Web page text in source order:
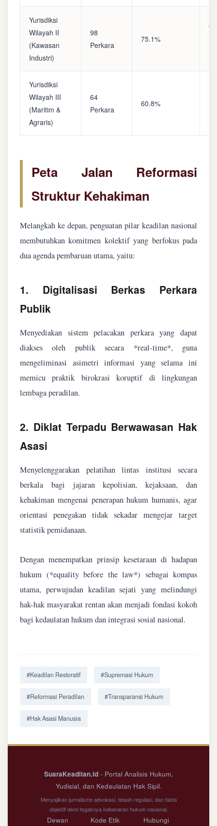
Yurisdiksi
Wilayah II
(Kawasan
Industri)
98
Perkara
75.1%
Yurisdiksi
Wilayah III
(Maritim &
Agraris)
64
Perkara
60.8%
Peta Jalan Reformasi
Struktur Kehakiman
Melangkah ke depan, penguatan pilar keadilan nasional
membutuhkan komitmen kolektif yang berfokus pada
dua agenda pembaruan utama, yaitu:
1. Digitalisasi Berkas Perkara
Publik
Menyediakan sistem pelacakan perkara yang dapat
diakses oleh publik secara *real-time*, guna
mengeliminasi asimetri informasi yang selama ini
memicu praktik birokrasi koruptif di lingkungan
lembaga peradilan.
2. Diklat Terpadu Berwawasan Hak
Asasi
Menyelenggarakan pelatihan lintas institusi secara
berkala bagi jajaran kepolisian, kejaksaan, dan
kehakiman mengenai penerapan hukum humanis, agar
orientasi penegakan tidak sekadar mengejar target
statistik pemidanaan.
Dengan menempatkan prinsip kesetaraan di hadapan
hukum (*equality before the law*) sebagai kompas
utama, perwujudan keadilan sejati yang melindungi
hak-hak masyarakat rentan akan menjadi fondasi kokoh
bagi kedaulatan hukum dan integrasi sosial nasional.
#Keadilan Restoratif #Supremasi Hukum
#Reformasi Peradilan #Transparansi Hukum
#Hak Asasi Manusia
SuaraKeadilan.id - Portal Analisis Hukum,
Yudisial, dan Kedaulatan Hak Sipil.
Menyajikan jurnalisme advokasi, telaah regulasi, dan fakta
objektif demi tegaknya kebenaran hukum nasional.
Dewan Kode Etik Hubungi